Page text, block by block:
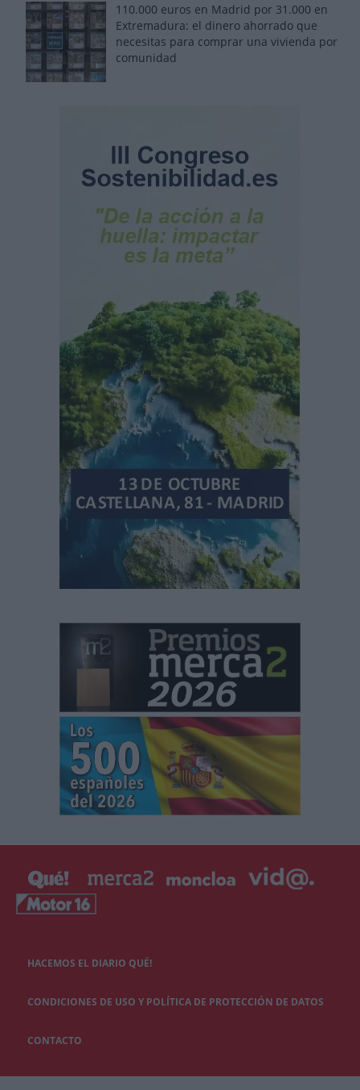
110.000 euros en Madrid por 31.000 en
Extremadura: el dinero ahorrado que
necesitas para comprar una vivienda por
comunidad
HACEMOS EL DIARIO QUÉ!
CONDICIONES DE USO Y POLÍTICA DE PROTECCIÓN DE DATOS
CONTACTO